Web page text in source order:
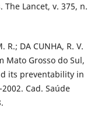
Lancet, v. 375, n.
R.; DA CUNHA, R. V.
Grosso do Sul,
its preventability in
Cad. Saúde